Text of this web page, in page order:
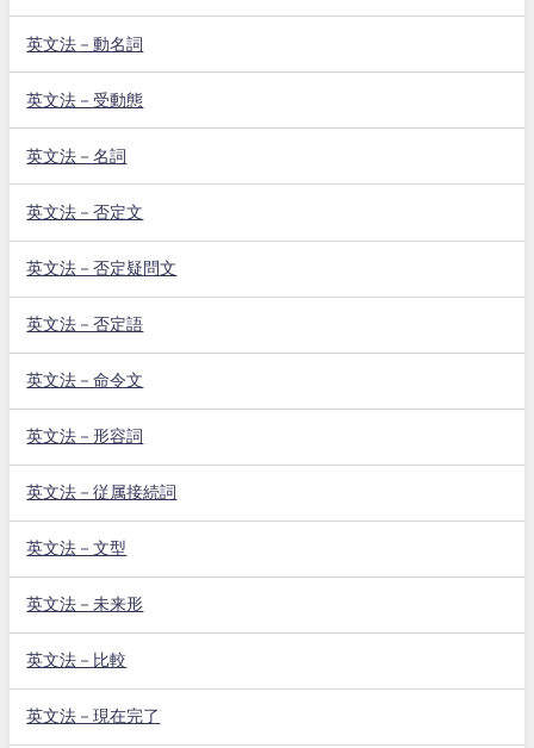
英文法－動名詞
英文法－受動態
英文法－名詞
英文法－否定文
英文法－否定疑問文
英文法－否定語
英文法－命令文
英文法－形容詞
英文法－従属接続詞
英文法－文型
英文法－未来形
英文法－比較
英文法－現在完了